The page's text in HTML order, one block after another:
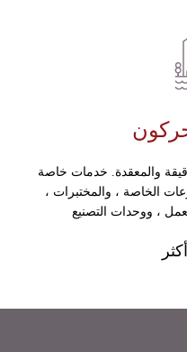
والمعقدة. خدمات خاصة
الخاصة ، والمختبرات ،